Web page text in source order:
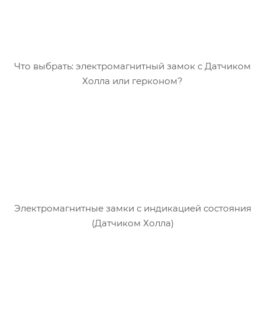
Что выбрать: электромагнитный замок с Датчиком
Холла или герконом?
Электромагнитные замки с индикацией состояния
(Датчиком Холла)